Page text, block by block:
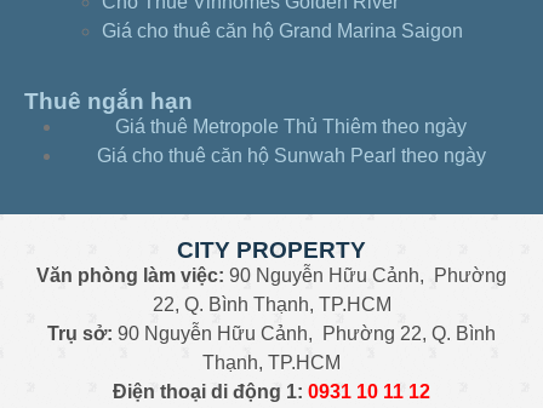
Giá cho thuê căn hộ Grand Marina Saigon
Thuê ngắn hạn
Giá thuê Metropole Thủ Thiêm theo ngày
Giá cho thuê căn hộ Sunwah Pearl theo ngày
CITY PROPERTY
Văn phòng làm việc: 90 Nguyễn Hữu Cảnh, Phường
22, Q. Bình Thạnh, TP.HCM
Trụ sở: 90 Nguyễn Hữu Cảnh, Phường 22, Q. Bình
Thạnh, TP.HCM
Điện thoại di động 1: 0931 10 11 12